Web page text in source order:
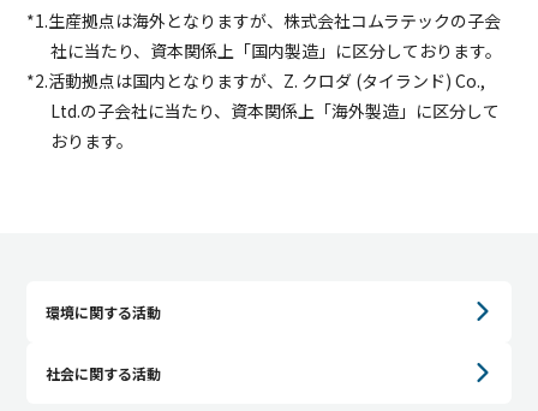
*1.生産拠点は海外となりますが、株式会社コムラテックの子会
社に当たり、資本関係上「国内製造」に区分しております。
*2.活動拠点は国内となりますが、Z. クロダ (タイランド) Co.,
Ltd.の子会社に当たり、資本関係上「海外製造」に区分して
おります。
環境に関する活動
社会に関する活動